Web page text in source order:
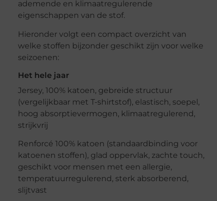
ademende en klimaatregulerende
eigenschappen van de stof.
Hieronder volgt een compact overzicht van
welke stoffen bijzonder geschikt zijn voor welke
seizoenen:
Het hele jaar
Jersey, 100% katoen, gebreide structuur
(vergelijkbaar met T-shirtstof), elastisch, soepel,
hoog absorptievermogen, klimaatregulerend,
strijkvrij
Renforcé 100% katoen (standaardbinding voor
katoenen stoffen), glad oppervlak, zachte touch,
geschikt voor mensen met een allergie,
temperatuurregulerend, sterk absorberend,
slijtvast